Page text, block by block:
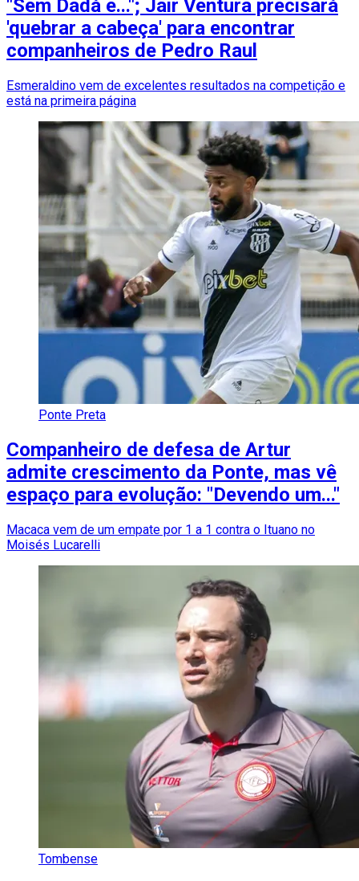
"Sem Dadá e..."; Jair Ventura precisará
'quebrar a cabeça' para encontrar
companheiros de Pedro Raul
Esmeraldino vem de excelentes resultados na competição e
está na primeira página
Ponte Preta
Companheiro de defesa de Artur
admite crescimento da Ponte, mas vê
espaço para evolução: "Devendo um..."
Macaca vem de um empate por 1 a 1 contra o Ituano no
Moisés Lucarelli
Tombense